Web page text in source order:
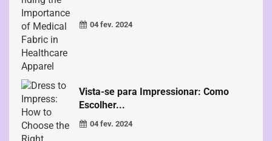
04 fev. 2024
Vista-se para Impressionar: Como
Escolher...
04 fev. 2024